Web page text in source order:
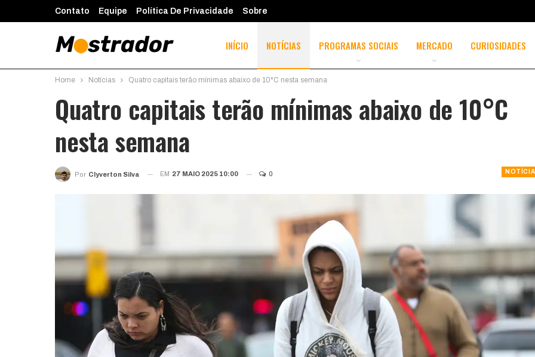
Contato Equipe Política De Privacidade Sobre
INÍCIO NOTÍCIAS PROGRAMAS SOCIAIS MERCADO CURIOSIDADES
Home Notícias Quatro capitais terão mínimas abaixo de 10°C nesta semana
Quatro capitais terão mínimas abaixo de 10°C
nesta semana
Por Clyverton Silva EM 27 MAIO 2025 10:00 0